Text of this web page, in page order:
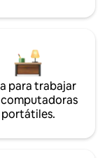
para trabajar
portátiles.